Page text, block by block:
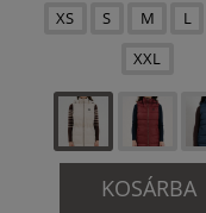
XS S M L
XXL
KOSÁRBA